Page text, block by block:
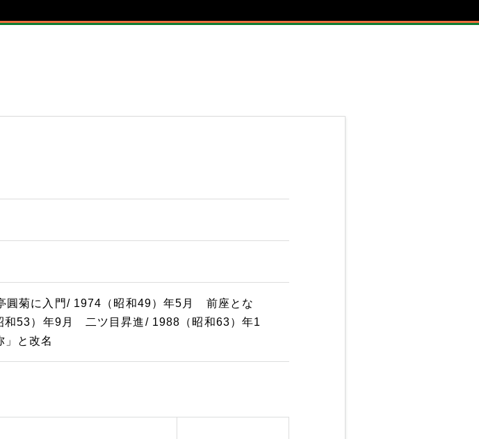
菊に入門/ 1974（昭和49）年5月 前座とな
53）年9月 二ツ目昇進/ 1988（昭和63）年1
と改名